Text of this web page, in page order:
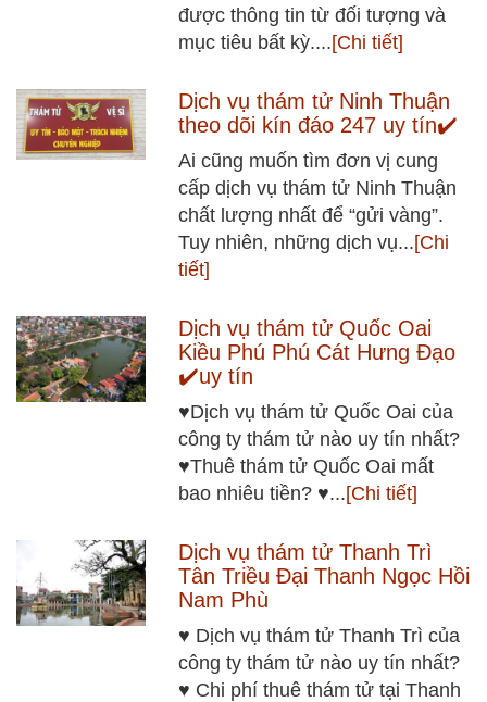
được thông tin từ đối tượng và
mục tiêu bất kỳ....[Chi tiết]
Dịch vụ thám tử Ninh Thuận
theo dõi kín đáo 247 uy tín✔️
Ai cũng muốn tìm đơn vị cung
cấp dịch vụ thám tử Ninh Thuận
chất lượng nhất để “gửi vàng”.
Tuy nhiên, những dịch vụ...[Chi
tiết]
Dịch vụ thám tử Quốc Oai
Kiều Phú Phú Cát Hưng Đạo
✔️uy tín
♥Dịch vụ thám tử Quốc Oai của
công ty thám tử nào uy tín nhất?
♥Thuê thám tử Quốc Oai mất
bao nhiêu tiền? ♥...[Chi tiết]
Dịch vụ thám tử Thanh Trì
Tân Triều Đại Thanh Ngọc Hồi
Nam Phù
♥ Dịch vụ thám tử Thanh Trì của
công ty thám tử nào uy tín nhất?
♥ Chi phí thuê thám tử tại Thanh